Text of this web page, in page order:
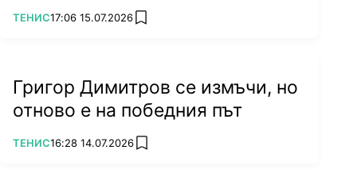
ПОВЕЧЕ ОТ
ТЕНИС17:06 15.07.2026 add favorites
Григор Димитров се измъчи, но
отново е на победния път
ПОВЕЧЕ ОТ
ТЕНИС16:28 14.07.2026 add favorites